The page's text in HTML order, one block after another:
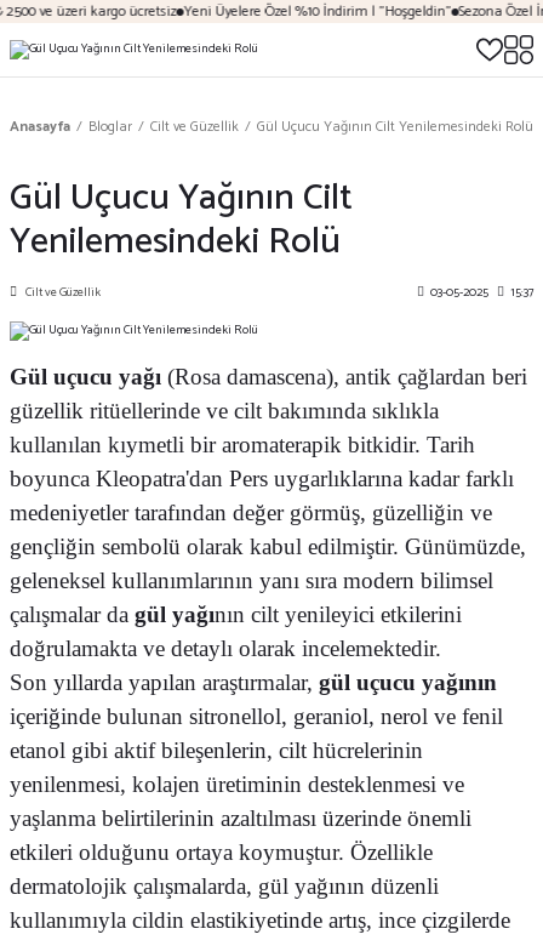
üzeri kargo ücretsiz Yeni Üyelere Özel %10 İndirim | "Hoşgeldin" Sezona Özel
Anasayfa Bloglar Cilt ve Güzellik Gül Uçucu Yağının Cilt Yenilemesindeki Rolü
Gül Uçucu Yağının Cilt
Yenilemesindeki Rolü
Cilt ve Güzellik 03-05-2025 15:37
Gül uçucu yağı (Rosa damascena), antik çağlardan beri
güzellik ritüellerinde ve cilt bakımında sıklıkla
kullanılan kıymetli bir aromaterapik bitkidir. Tarih
boyunca Kleopatra'dan Pers uygarlıklarına kadar farklı
medeniyetler tarafından değer görmüş, güzelliğin ve
gençliğin sembolü olarak kabul edilmiştir. Günümüzde,
geleneksel kullanımlarının yanı sıra modern bilimsel
çalışmalar da gül yağının cilt yenileyici etkilerini
doğrulamakta ve detaylı olarak incelemektedir.
Son yıllarda yapılan araştırmalar, gül uçucu yağının
içeriğinde bulunan sitronellol, geraniol, nerol ve fenil
etanol gibi aktif bileşenlerin, cilt hücrelerinin
yenilenmesi, kolajen üretiminin desteklenmesi ve
yaşlanma belirtilerinin azaltılması üzerinde önemli
etkileri olduğunu ortaya koymuştur. Özellikle
dermatolojik çalışmalarda, gül yağının düzenli
kullanımıyla cildin elastikiyetinde artış, ince çizgilerde